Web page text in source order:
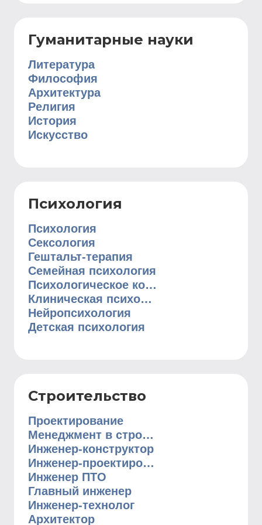
Гуманитарные науки
Литература
Философия
Архитектура
Религия
История
Искусство
Психология
Психология
Сексология
Гештальт-терапия
Семейная психология
Психологическое консультирование
Клиническая психология
Нейропсихология
Детская психология
Строительство
Проектирование
Менеджмент в строительстве
Инженер-конструктор
Инженер-проектировщик
Инженер ПТО
Главный инженер
Инженер-технолог
Архитектор